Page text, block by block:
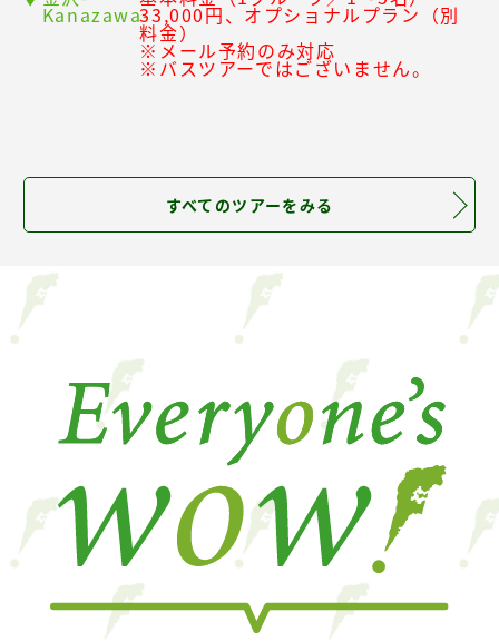
Kanazawa-33,000円、オプショナルプラン（別
料金）
※メール予約のみ対応
※バスツアーではございません。
すべてのツアーをみる